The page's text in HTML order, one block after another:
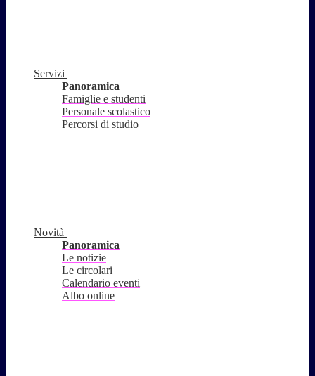
Servizi
Panoramica
Famiglie e studenti
Personale scolastico
Percorsi di studio
Novità
Panoramica
Le notizie
Le circolari
Calendario eventi
Albo online